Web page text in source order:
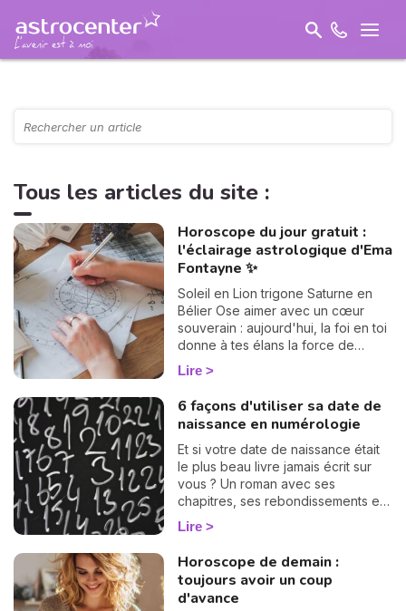
Tous les articles du site :
Horoscope du jour gratuit :
l'éclairage astrologique d'Ema
Fontayne ✨
Soleil en Lion trigone Saturne en
Bélier Ose aimer avec un cœur
souverain : aujourd'hui, la foi en toi
donne à tes élans la force de
devenir un chemin lumineux.
Lire
6 façons d'utiliser sa date de
naissance en numérologie
Et si votre date de naissance était
le plus beau livre jamais écrit sur
vous ? Un roman avec ses
chapitres, ses rebondissements et
même quelques cartes cachées
dans la manche. La numérologie
une à une. On vous montre
comment… 🔢
Lire
Horoscope de demain :
toujours avoir un coup
d'avance